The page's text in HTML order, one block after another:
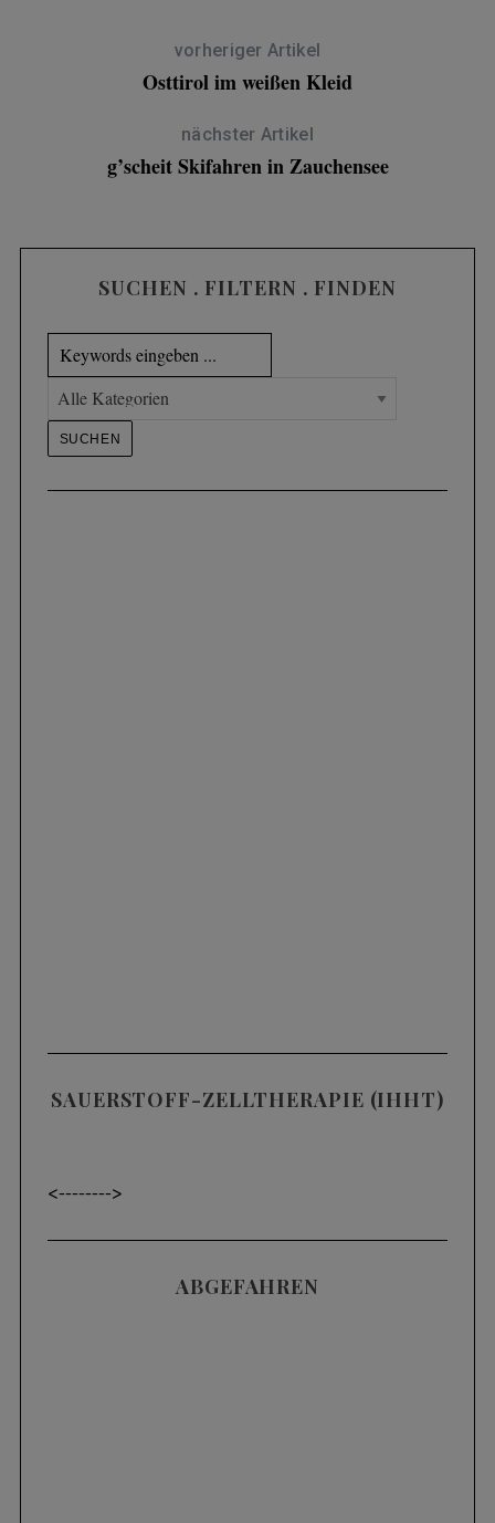
vorheriger Artikel
Osttirol im weißen Kleid
nächster Artikel
g’scheit Skifahren in Zauchensee
SUCHEN . FILTERN . FINDEN
SAUERSTOFF-ZELLTHERAPIE (IHHT)
<-------->
ABGEFAHREN